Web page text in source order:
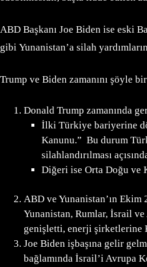
ABD Başkanı Joe Biden ise eski
gibi Yunanistan’a silah
Trump ve Biden zamanını şöyle
Donald Trump zamanında
İlki Türkiye bariyerine
Kanunu.” Bu durum
silahlandırılması
Diğeri ise Orta Doğu ve
ABD ve Yunanistan’ın
Yunanistan, Rumlar, İsrail
genişletti, enerji şirketlerine
Joe Biden işbaşına gelir
bağlamında İsrail’i Avrupa